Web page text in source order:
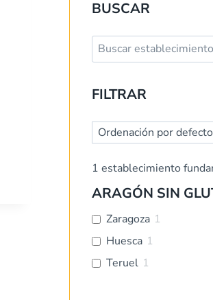
BUSCAR
Buscar:
FILTRAR
1 establecimiento
ARAGÓN SIN
Zaragoza 1
Huesca 1
Teruel 1